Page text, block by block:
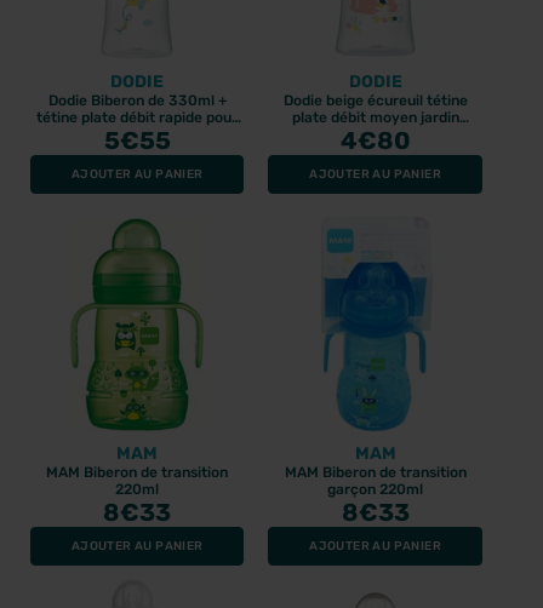
DODIE
Dodie Biberon de 330ml +
tétine plate débit rapide pour
bébé dès 6 mois, motif Air
5€55
AJOUTER AU PANIER
DODIE
Dodie beige écureuil tétine
plate débit moyen jardin
biberon 270ml
4€80
AJOUTER AU PANIER
MAM
MAM Biberon de transition
220ml
8€33
AJOUTER AU PANIER
MAM
MAM Biberon de transition
garçon 220ml
8€33
AJOUTER AU PANIER